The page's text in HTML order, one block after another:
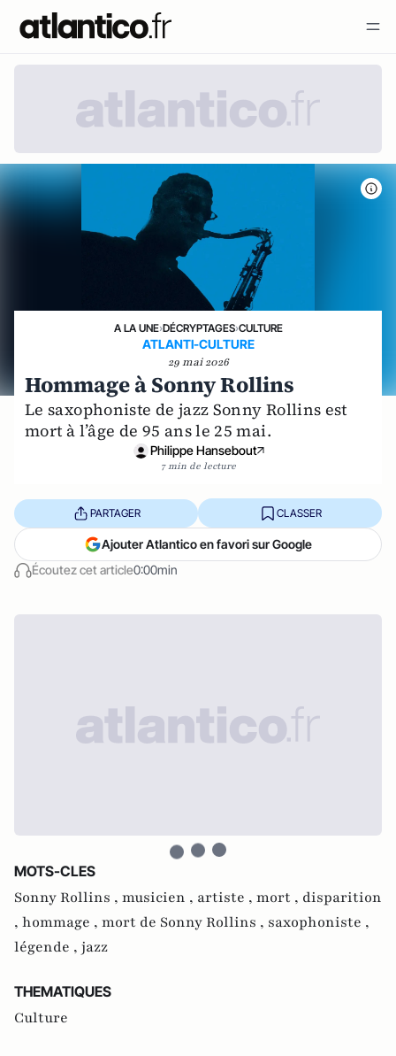
A LA UNE›DÉCRYPTAGES›CULTURE
ATLANTI-CULTURE
29 mai 2026
Hommage à Sonny Rollins
Le saxophoniste de jazz Sonny Rollins est
mort à l’âge de 95 ans le 25 mai.
Philippe Hansebout
7 min de lecture
Écoutez cet article0:00min
PARTAGER CLASSER
Ajouter Atlantico en favori sur Google
MOTS-CLES
Sonny Rollins , musicien , artiste , mort , disparition
, hommage , mort de Sonny Rollins , saxophoniste ,
légende , jazz
THEMATIQUES
Culture